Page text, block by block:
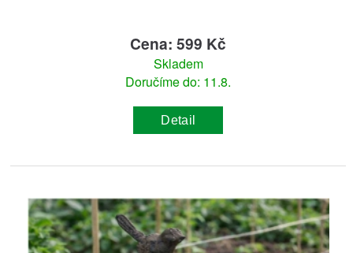
Cena: 599 Kč
Skladem
Doručíme do: 11.8.
Detail